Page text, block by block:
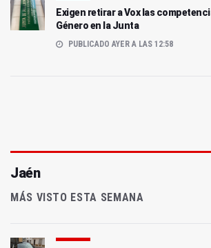
Exigen retirar a Vox las
Género en la Junta
PUBLICADO AYER A LAS 12:58
Jaén
MÁS VISTO ESTA SEMANA